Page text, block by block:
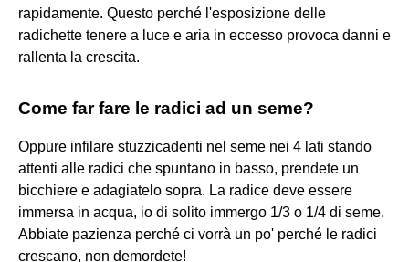
rapidamente. Questo perché l'esposizione delle
radichette tenere a luce e aria in eccesso provoca danni e
rallenta la crescita.
Come far fare le radici ad un seme?
Oppure infilare stuzzicadenti nel seme nei 4 lati stando
attenti alle radici che spuntano in basso, prendete un
bicchiere e adagiatelo sopra. La radice deve essere
immersa in acqua, io di solito immergo 1/3 o 1/4 di seme.
Abbiate pazienza perché ci vorrà un po' perché le radici
crescano, non demordete!